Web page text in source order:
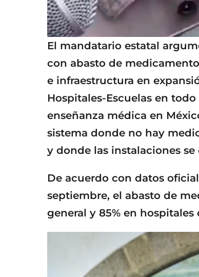
El mandatario estatal
con abasto de
e infraestructura en
Hospitales-Escuelas en
enseñanza médica en
sistema donde no hay
y donde las instalaciones se
De acuerdo con datos
septiembre, el abasto de
general y 85% en